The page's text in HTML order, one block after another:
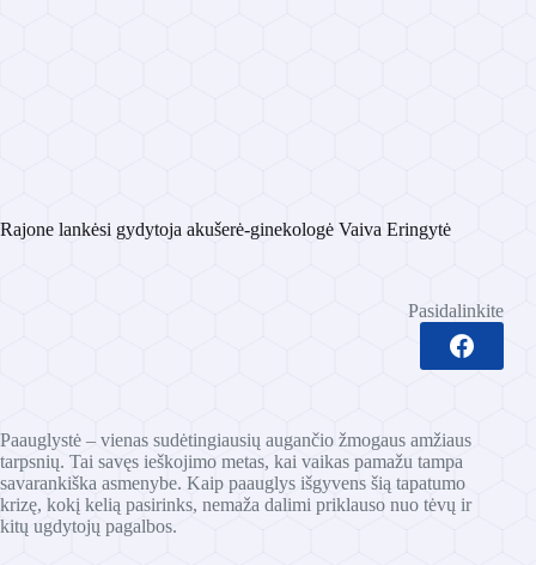
Rajone lankėsi gydytoja akušerė-ginekologė Vaiva Eringytė
Pasidalinkite
Paauglystė – vienas sudėtingiausių augančio žmogaus amžiaus
tarpsnių. Tai savęs ieškojimo metas, kai vaikas pamažu tampa
savarankiška asmenybe. Kaip paauglys išgyvens šią tapatumo
krizę, kokį kelią pasirinks, nemaža dalimi priklauso nuo tėvų ir
kitų ugdytojų pagalbos.